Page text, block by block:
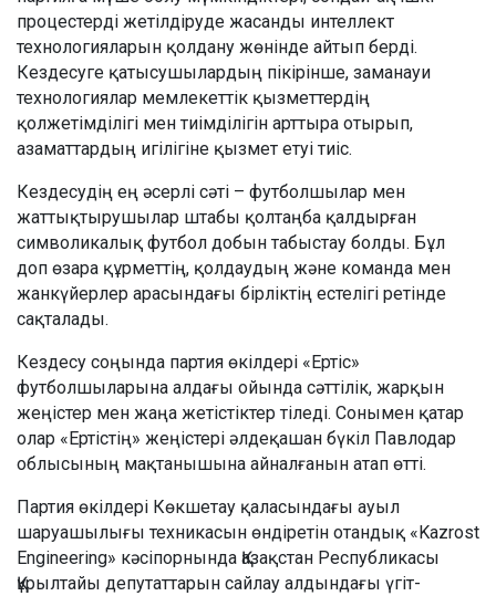
процестерді жетілдіруде жасанды интеллект
технологияларын қолдану жөнінде айтып берді.
Кездесуге қатысушылардың пікірінше, заманауи
технологиялар мемлекеттік қызметтердің
қолжетімділігі мен тиімділігін арттыра отырып,
азаматтардың игілігіне қызмет етуі тиіс.
Кездесудің ең әсерлі сәті – футболшылар мен
жаттықтырушылар штабы қолтаңба қалдырған
символикалық футбол добын табыстау болды. Бұл
доп өзара құрметтің, қолдаудың және команда мен
жанкүйерлер арасындағы бірліктің естелігі ретінде
сақталады.
Кездесу соңында партия өкілдері «Ертіс»
футболшыларына алдағы ойында сәттілік, жарқын
жеңістер мен жаңа жетістіктер тіледі. Сонымен қатар
олар «Ертістің» жеңістері әлдеқашан бүкіл Павлодар
облысының мақтанышына айналғанын атап өтті.
Партия өкілдері Көкшетау қаласындағы ауыл
шаруашылығы техникасын өндіретін отандық «Kazrost
Engineering» кәсіпорнында Қазақстан Республикасы
Құрылтайы депутаттарын сайлау алдындағы үгіт-